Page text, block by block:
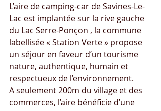
L’aire de camping-car de Savines-Le-
Lac est implantée sur la rive gauche
du Lac Serre-Ponçon , la commune
labellisée « Station Verte » propose
un séjour en faveur d’un tourisme
nature, authentique, humain et
respectueux de l’environnement.
A seulement 200m du village et des
commerces, l’aire bénéficie d’une